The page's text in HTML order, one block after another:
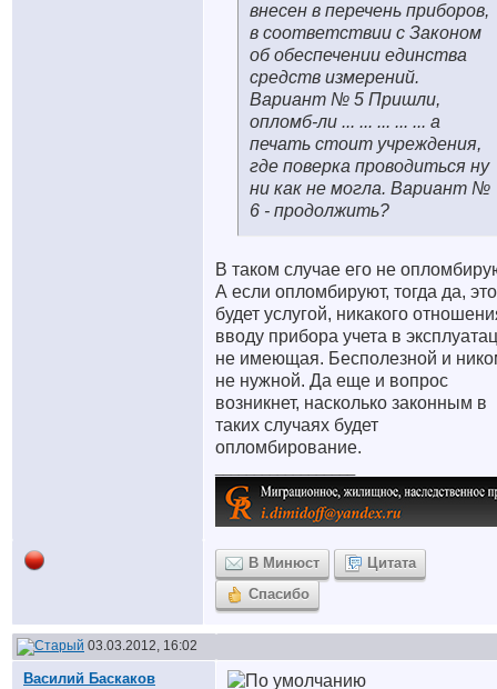
внесен в перечень приборов,
в соответствии с Законом
об обеспечении единства
средств измерений.
Вариант № 5 Пришли,
опломб-ли ... ... ... ... ... а
печать стоит учреждения,
где поверка проводиться ну
ни как не могла. Вариант №
6 - продолжить?
В таком случае его не
А если опломбируют, тогда да, это
будет услугой, никакого
вводу прибора учета в
не имеющая. Бесполезной и
не нужной. Да еще и вопрос
возникнет, насколько законным в
таких случаях будет
опломбирование.
В Минюст
Цитата
Спасибо
03.03.2012, 16:02
Василий Баскаков